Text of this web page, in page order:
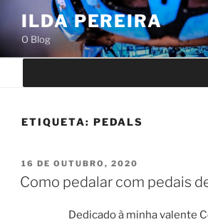
o
conteúdo
ILDA PEREIRA
O Blog
ETIQUETA: PEDALS
PUBLICADO
EM
16 DE OUTUBRO, 2020
Como pedalar com pedais
Dedicado à minha valente